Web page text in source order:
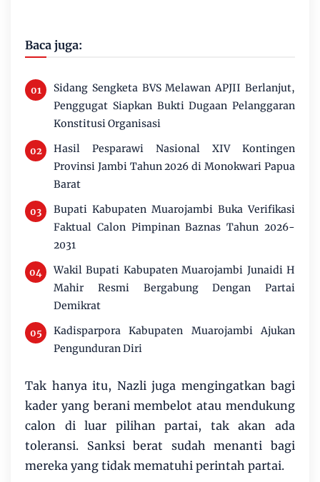
Baca juga:
Sidang Sengketa BVS Melawan APJII Berlanjut,
Penggugat Siapkan Bukti Dugaan Pelanggaran
Konstitusi Organisasi
Hasil Pesparawi Nasional XIV Kontingen
Provinsi Jambi Tahun 2026 di Monokwari Papua
Barat
Bupati Kabupaten Muarojambi Buka Verifikasi
Faktual Calon Pimpinan Baznas Tahun 2026-
2031
Wakil Bupati Kabupaten Muarojambi Junaidi H
Mahir Resmi Bergabung Dengan Partai
Demikrat
Kadisparpora Kabupaten Muarojambi Ajukan
Pengunduran Diri
Tak hanya itu, Nazli juga mengingatkan bagi
kader yang berani membelot atau mendukung
calon di luar pilihan partai, tak akan ada
toleransi. Sanksi berat sudah menanti bagi
mereka yang tidak mematuhi perintah partai.